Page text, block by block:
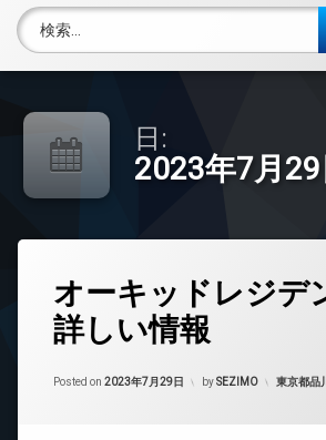
検索:
日:
2023年7月29
オーキッドレジデ
詳しい情報
Posted on 2023年7月29日 bySEZIMO カテゴリ
東京都品